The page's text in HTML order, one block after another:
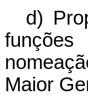
d)
Maior